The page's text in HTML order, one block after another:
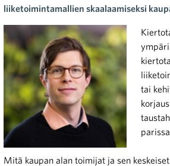
liiketoimintamallien skaalaamiseksi
tai
parissa.
Mitä kaupan alan toimijat ja sen
varautuminen
kaupan alalta